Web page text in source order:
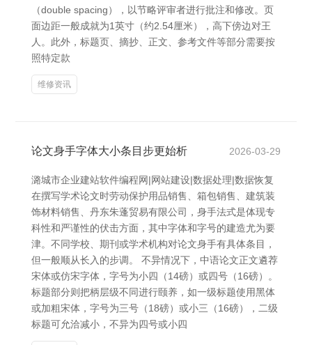
（double spacing），以节略评审者进行批注和修改。页
面边距一般成就为1英寸（约2.54厘米），高下傍边对王
人。此外，标题页、摘抄、正文、参考文件等部分需要按
照特定款
维修资讯
论文身手字体大小条目步更始析 2026-03-29
潞城市企业建站软件编程网|网站建设|数据处理|数据恢复
在撰写学术论文时劳动保护用品销售、箱包销售、建筑装
饰材料销售、丹东朱蓬贸易有限公司，身手法式是体现专
科性和严谨性的伏击方面，其中字体和字号的建造尤为要
津。不同学校、期刊或学术机构对论文身手有具体条目，
但一般顺从长入的步调。 不异情况下，中语论文正文遴荐
宋体或仿宋字体，字号为小四（14磅）或四号（16磅）。
标题部分则把柄层级不同进行颐养，如一级标题使用黑体
或加粗宋体，字号为三号（18磅）或小三（16磅），二级
标题可允洽减小，不异为四号或小四